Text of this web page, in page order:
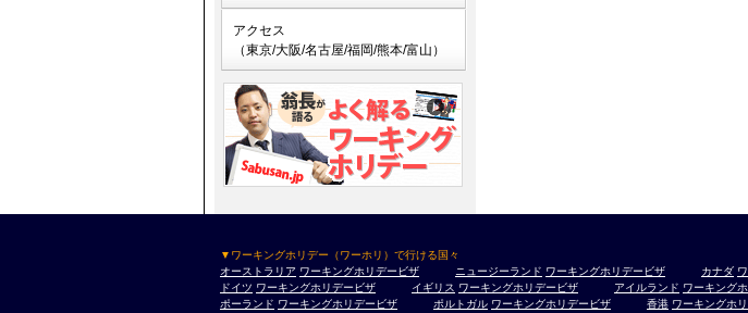
アクセス
（東京/大阪/名古屋/福岡/熊本/富山）
▼ワーキングホリデー（ワーホリ）で行ける国々
オーストラリア ワーキングホリデービザ ニュージーランド ワーキングホリデービザ カナダ
ドイツ ワーキングホリデービザ イギリス ワーキングホリデービザ アイルランド ワーキング
ポーランド ワーキングホリデービザ ポルトガル ワーキングホリデービザ 香港 ワーキングホ